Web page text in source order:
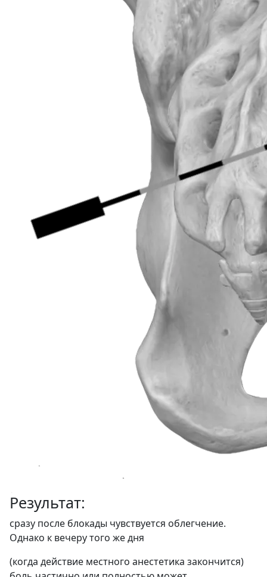
Результат:
сразу после блокады чувствуется облегчение.
Однако к вечеру того же дня
(когда действие местного анестетика закончится)